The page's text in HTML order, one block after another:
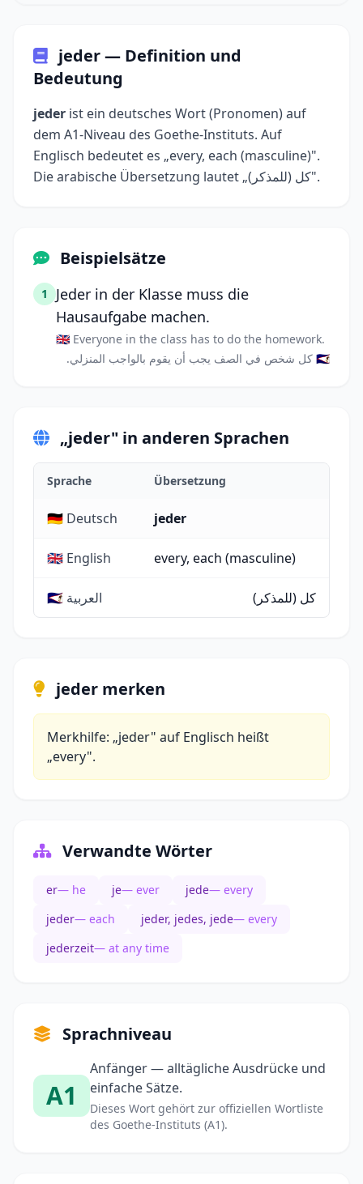
jeder — Definition und
Bedeutung
jeder ist ein deutsches Wort (Pronomen) auf
dem A1-Niveau des Goethe-Instituts. Auf
Englisch bedeutet es „every, each (masculine)".
Die arabische Übersetzung lautet „كل (للمذكر)".
Beispielsätze
1
Jeder in der Klasse muss die
Hausaufgabe machen.
🇬🇧 Everyone in the class has to do the homework.
🇸🇦 كل شخص في الصف يجب أن يقوم بالواجب المنزلي.
„jeder" in anderen Sprachen
Sprache Übersetzung
🇩🇪 Deutsch jeder
🇬🇧 English every, each (masculine)
🇸🇦 العربية كل (للمذكر)
jeder merken
Merkhilfe: „jeder" auf Englisch heißt
„every".
Verwandte Wörter
er— he je— ever jede— every
jeder— each jeder, jedes, jede— every
jederzeit— at any time
Sprachniveau
A1
Anfänger — alltägliche Ausdrücke und
einfache Sätze.
Dieses Wort gehört zur offiziellen Wortliste
des Goethe-Instituts (A1).